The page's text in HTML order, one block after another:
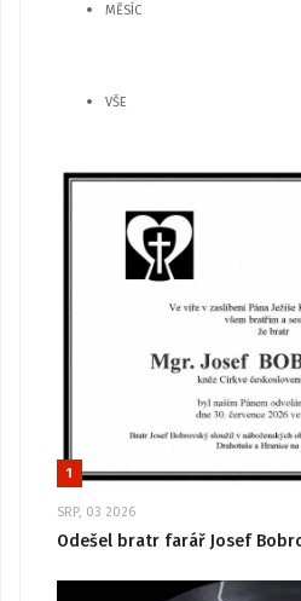
MĚSÍC
VŠE
1
SRP, 03 2026
Odešel bratr farář Josef